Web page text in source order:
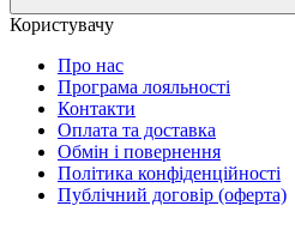
Користувачу
Про нас
Програма лояльності
Контакти
Оплата та доставка
Обмін і повернення
Політика конфіденційності
Публічний договір (оферта)